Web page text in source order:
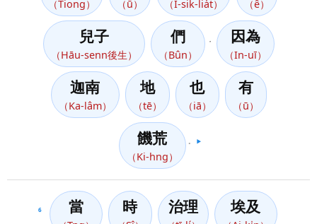
（Tiong） （ū） （Í-sik-lia̍t） （ê）
兒子
（Hāu-senn後生）
們
（Bûn）
因為
（In-uī）
迦南
（Ka-lâm）
地
（tē）
也
（iā）
有
（ū）
饑荒
（Ki-hng）
▶️
6 當 時 治理 埃及